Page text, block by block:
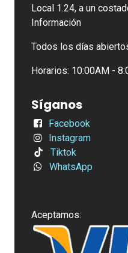
Local 1.24, a un
Información
Todos los días
Horarios: 10:00AM -
Síganos
Facebook
Instagram
Tiktok
WhatsApp
Aceptamos: